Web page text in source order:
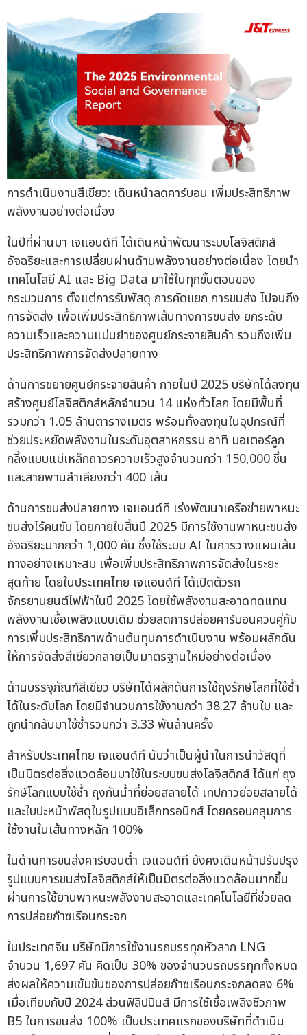
การดำเนินงานสีเขียว: เดินหน้าลดคาร์บอน เพิ่มประสิทธิภาพ
พลังงานอย่างต่อเนื่อง
ในปีที่ผ่านมา เจแอนด์ที ได้เดินหน้าพัฒนาระบบโลจิสติกส์
อัจฉริยะและการเปลี่ยนผ่านด้านพลังงานอย่างต่อเนื่อง โดยนำ
เทคโนโลยี AI และ Big Data มาใช้ในทุกขั้นตอนของ
กระบวนการ ตั้งแต่การรับพัสดุ การคัดแยก การขนส่ง ไปจนถึง
การจัดส่ง เพื่อเพิ่มประสิทธิภาพเส้นทางการขนส่ง ยกระดับ
ความเร็วและความแม่นยำของศูนย์กระจายสินค้า รวมถึงเพิ่ม
ประสิทธิภาพการจัดส่งปลายทาง
ด้านการขยายศูนย์กระจายสินค้า ภายในปี 2025 บริษัทได้ลงทุน
สร้างศูนย์โลจิสติกส์หลักจำนวน 14 แห่งทั่วโลก โดยมีพื้นที่
รวมกว่า 1.05 ล้านตารางเมตร พร้อมทั้งลงทุนในอุปกรณ์ที่
ช่วยประหยัดพลังงานในระดับอุตสาหกรรม อาทิ มอเตอร์ลูก
กลิ้งแบบแม่เหล็กถาวรความเร็วสูงจำนวนกว่า 150,000 ชิ้น
และสายพานลำเลียงกว่า 400 เส้น
ด้านการขนส่งปลายทาง เจแอนด์ที เร่งพัฒนาเครือข่ายพาหนะ
ขนส่งไร้คนขับ โดยภายในสิ้นปี 2025 มีการใช้งานพาหนะขนส่ง
อัจฉริยะมากกว่า 1,000 คัน ซึ่งใช้ระบบ AI ในการวางแผนเส้น
ทางอย่างเหมาะสม เพื่อเพิ่มประสิทธิภาพการจัดส่งในระยะ
สุดท้าย โดยในประเทศไทย เจแอนด์ที ได้เปิดตัวรถ
จักรยานยนต์ไฟฟ้าในปี 2025 โดยใช้พลังงานสะอาดทดแทน
พลังงานเชื้อเพลิงแบบเดิม ช่วยลดการปล่อยคาร์บอนควบคู่กับ
การเพิ่มประสิทธิภาพด้านต้นทุนการดำเนินงาน พร้อมผลักดัน
ให้การจัดส่งสีเขียวกลายเป็นมาตรฐานใหม่อย่างต่อเนื่อง
ด้านบรรจุภัณฑ์สีเขียว บริษัทได้ผลักดันการใช้ถุงรักษ์โลกที่ใช้ซ้ำ
ได้ในระดับโลก โดยมีจำนวนการใช้งานกว่า 38.27 ล้านใบ และ
ถูกนำกลับมาใช้ซ้ำรวมกว่า 3.33 พันล้านครั้ง
สำหรับประเทศไทย เจแอนด์ที นับว่าเป็นผู้นำในการนำวัสดุที่
เป็นมิตรต่อสิ่งแวดล้อมมาใช้ในระบบขนส่งโลจิสติกส์ ได้แก่ ถุง
รักษ์โลกแบบใช้ซ้ำ ถุงกันน้ำที่ย่อยสลายได้ เทปกาวย่อยสลายได้
และใบปะหน้าพัสดุในรูปแบบอิเล็กทรอนิกส์ โดยครอบคลุมการ
ใช้งานในเส้นทางหลัก 100%
ในด้านการขนส่งคาร์บอนต่ำ เจแอนด์ที ยังคงเดินหน้าปรับปรุง
รูปแบบการขนส่งโลจิสติกส์ให้เป็นมิตรต่อสิ่งแวดล้อมมากขึ้น
ผ่านการใช้ยานพาหนะพลังงานสะอาดและเทคโนโลยีที่ช่วยลด
การปล่อยก๊าซเรือนกระจก
ในประเทศจีน บริษัทมีการใช้งานรถบรรทุกหัวลาก LNG
จำนวน 1,697 คัน คิดเป็น 30% ของจำนวนรถบรรทุกทั้งหมด
ส่งผลให้ความเข้มข้นของการปล่อยก๊าซเรือนกระจกลดลง 6%
เมื่อเทียบกับปี 2024 ส่วนฟิลิปปินส์ มีการใช้เชื้อเพลิงชีวภาพ
B5 ในการขนส่ง 100% เป็นประเทศแรกของบริษัทที่ดำเนิน